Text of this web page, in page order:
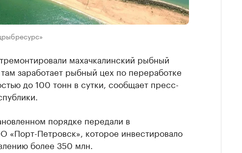
махачкалинский рыбный
заработает рыбный цех по переработке
до 100 тонн в сутки, сообщает пресс-
порядке передали в
«Порт-Петровск», которое инвестировало
более 350 млн.